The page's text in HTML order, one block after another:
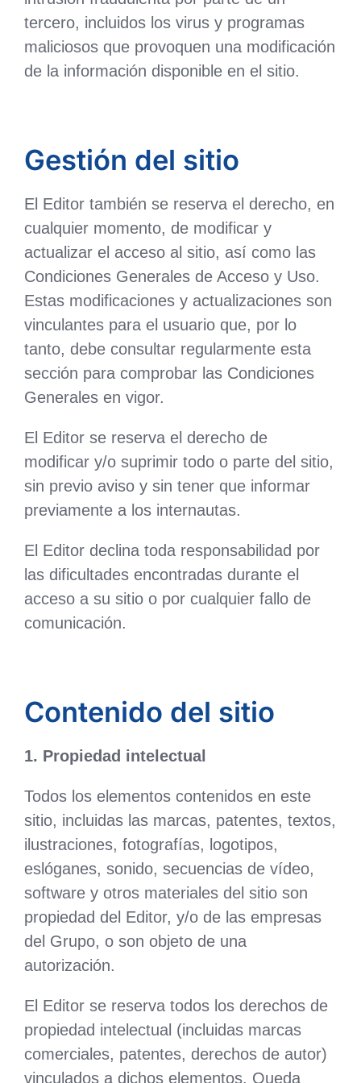
tercero, incluidos los virus y programas
maliciosos que provoquen una modificación
de la información disponible en el sitio.
Gestión del sitio
El Editor también se reserva el derecho, en
cualquier momento, de modificar y
actualizar el acceso al sitio, así como las
Condiciones Generales de Acceso y Uso.
Estas modificaciones y actualizaciones son
vinculantes para el usuario que, por lo
tanto, debe consultar regularmente esta
sección para comprobar las Condiciones
Generales en vigor.
El Editor se reserva el derecho de
modificar y/o suprimir todo o parte del sitio,
sin previo aviso y sin tener que informar
previamente a los internautas.
El Editor declina toda responsabilidad por
las dificultades encontradas durante el
acceso a su sitio o por cualquier fallo de
comunicación.
Contenido del sitio
1. Propiedad intelectual
Todos los elementos contenidos en este
sitio, incluidas las marcas, patentes, textos,
ilustraciones, fotografías, logotipos,
eslóganes, sonido, secuencias de vídeo,
software y otros materiales del sitio son
propiedad del Editor, y/o de las empresas
del Grupo, o son objeto de una
autorización.
El Editor se reserva todos los derechos de
propiedad intelectual (incluidas marcas
comerciales, patentes, derechos de autor)
vinculados a dichos elementos. Queda